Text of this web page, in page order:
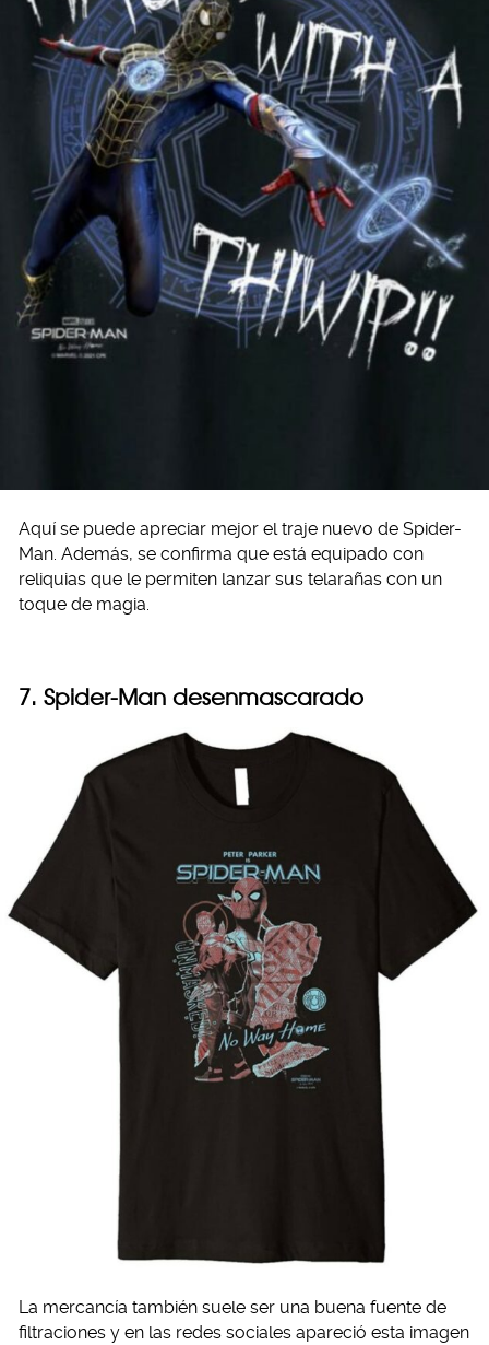
Aquí se puede apreciar mejor el traje nuevo de Spider-
Man. Además, se confirma que está equipado con
reliquias que le permiten lanzar sus telarañas con un
toque de magia.
7. Spider-Man desenmascarado
La mercancía también suele ser una buena fuente de
filtraciones y en las redes sociales apareció esta imagen